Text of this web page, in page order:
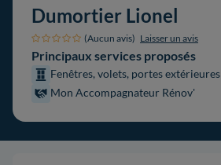
Dumortier Lionel
(Aucun avis) Laisser un avis
Principaux services proposés
Fenêtres, volets, portes extérieures
Mon Accompagnateur Rénov'